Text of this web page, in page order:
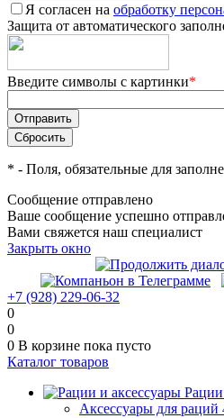
Я согласен на обработку
Защита от автоматического
Введите символы с картинки*
* - Поля, обязательные для
Сообщение отправлено
Ваше сообщение успешно
Вами свяжется наш специалист
Закрыть окно
+7 (928) 229-06-32
0
0
0 В корзине пока пусто
Каталог товаров
Рации
Аксессуары для раций